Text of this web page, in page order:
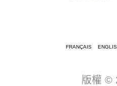
FRANÇAIS
版權 ©